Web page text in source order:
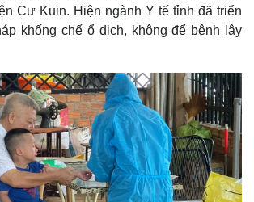
a
n
i
n
g
T
i
Cư Kuin. Hiện ngành Y tế tỉnh đã triển
khống chế ổ dịch, không để bệnh lây